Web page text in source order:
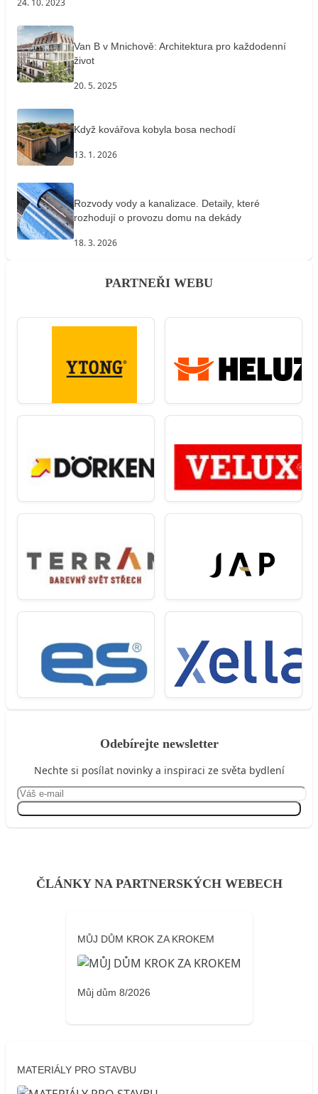
24. 10. 2023
Van B v Mnichově: Architektura pro každodenní
život
20. 5. 2025
Když kovářova kobyla bosa nechodí
13. 1. 2026
Rozvody vody a kanalizace. Detaily, které
rozhodují o provozu domu na dekády
18. 3. 2026
PARTNEŘI WEBU
Odebírejte newsletter
Nechte si posílat novinky a inspiraci ze světa bydlení
ČLÁNKY NA PARTNERSKÝCH WEBECH
MŮJ DŮM KROK ZA KROKEM
Můj dům 8/2026
MATERIÁLY PRO STAVBU